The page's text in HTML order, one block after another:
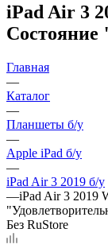
iPad Air 3
Состояние
Главная
—
Каталог
—
Планшеты б/у
—
Apple iPad б/у
—
iPad Air 3 2019 б/у
—iPad Air 3 2019
Без RuStore